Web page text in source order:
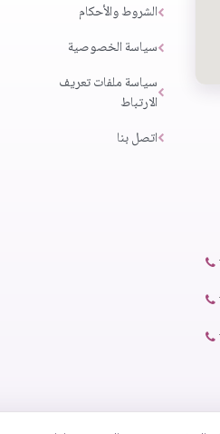
الشروط والأحكام
سياسة الخصوصية
سياسة ملفات تعريف
الارتباط
اتصل بنا